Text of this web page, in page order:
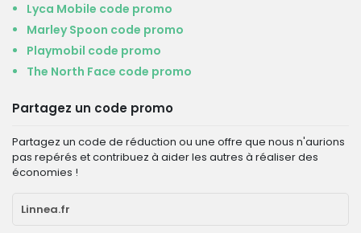
Lyca Mobile code promo
Marley Spoon code promo
Playmobil code promo
The North Face code promo
Partagez un code promo
Partagez un code de réduction ou une offre que nous n'aurions
pas repérés et contribuez à aider les autres à réaliser des
économies !